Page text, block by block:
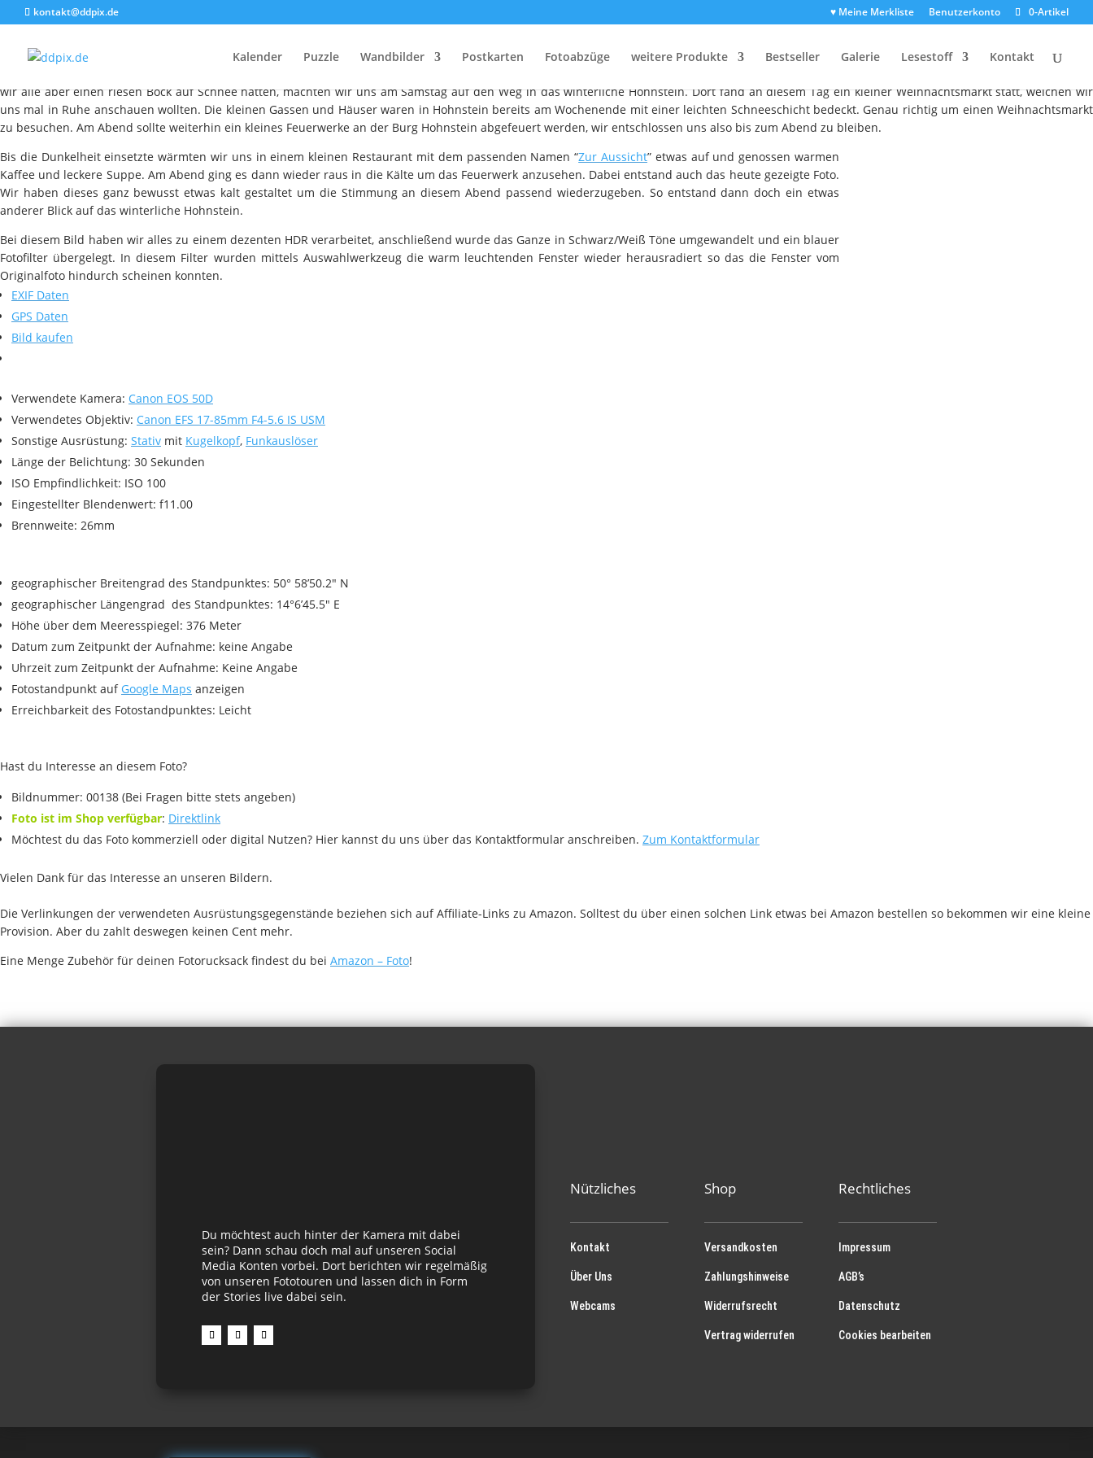
kontakt@ddpix.de ♥ Meine Merkliste Benutzerkonto 0-Artikel
Kalender Puzzle Wandbilder Postkarten Fotoabzüge weitere Produkte Bestseller Galerie Lesestoff Kontakt
Winterliches Hohnstein
wir alle aber einen riesen Bock auf Schnee hatten, machten wir uns am Samstag auf den Weg in das winterliche Hohnstein. Dort fand an diesem Tag ein kleiner Weihnachtsmarkt statt, welchen wir
uns mal in Ruhe anschauen wollten. Die kleinen Gassen und Häuser waren in Hohnstein bereits am Wochenende mit einer leichten Schneeschicht bedeckt. Genau richtig um einen Weihnachtsmarkt
zu besuchen. Am Abend sollte weiterhin ein kleines Feuerwerke an der Burg Hohnstein abgefeuert werden, wir entschlossen uns also bis zum Abend zu bleiben.
Bis die Dunkelheit einsetzte wärmten wir uns in einem kleinen Restaurant mit dem passenden Namen “Zur Aussicht” etwas auf und genossen warmen
Kaffee und leckere Suppe. Am Abend ging es dann wieder raus in die Kälte um das Feuerwerk anzusehen. Dabei entstand auch das heute gezeigte Foto.
Wir haben dieses ganz bewusst etwas kalt gestaltet um die Stimmung an diesem Abend passend wiederzugeben. So entstand dann doch ein etwas
anderer Blick auf das winterliche Hohnstein.
Bei diesem Bild haben wir alles zu einem dezenten HDR verarbeitet, anschließend wurde das Ganze in Schwarz/Weiß Töne umgewandelt und ein blauer
Fotofilter übergelegt. In diesem Filter wurden mittels Auswahlwerkzeug die warm leuchtenden Fenster wieder herausradiert so das die Fenster vom
Originalfoto hindurch scheinen konnten.
EXIF Daten
GPS Daten
Bild kaufen
Verwendete Kamera: Canon EOS 50D
Verwendetes Objektiv: Canon EFS 17-85mm F4-5.6 IS USM
Sonstige Ausrüstung: Stativ mit Kugelkopf, Funkauslöser
Länge der Belichtung: 30 Sekunden
ISO Empfindlichkeit: ISO 100
Eingestellter Blendenwert: f11.00
Brennweite: 26mm
geographischer Breitengrad des Standpunktes: 50° 58’50.2″ N
geographischer Längengrad des Standpunktes: 14°6’45.5″ E
Höhe über dem Meeresspiegel: 376 Meter
Datum zum Zeitpunkt der Aufnahme: keine Angabe
Uhrzeit zum Zeitpunkt der Aufnahme: Keine Angabe
Fotostandpunkt auf Google Maps anzeigen
Erreichbarkeit des Fotostandpunktes: Leicht
Hast du Interesse an diesem Foto?
Bildnummer: 00138 (Bei Fragen bitte stets angeben)
Foto ist im Shop verfügbar: Direktlink
Möchtest du das Foto kommerziell oder digital Nutzen? Hier kannst du uns über das Kontaktformular anschreiben. Zum Kontaktformular
Vielen Dank für das Interesse an unseren Bildern.
Die Verlinkungen der verwendeten Ausrüstungsgegenstände beziehen sich auf Affiliate-Links zu Amazon. Solltest du über einen solchen Link etwas bei Amazon bestellen so bekommen wir eine kleine
Provision. Aber du zahlt deswegen keinen Cent mehr.
Eine Menge Zubehör für deinen Fotorucksack findest du bei Amazon – Foto!
Du möchtest auch hinter der Kamera mit dabei
sein? Dann schau doch mal auf unseren Social
Media Konten vorbei. Dort berichten wir regelmäßig
von unseren Fototouren und lassen dich in Form
der Stories live dabei sein.
Nützliches
Kontakt
Über Uns
Webcams
Shop
Versandkosten
Zahlungshinweise
Widerrufsrecht
Vertrag widerrufen
Rechtliches
Impressum
AGB’s
Datenschutz
Cookies bearbeiten